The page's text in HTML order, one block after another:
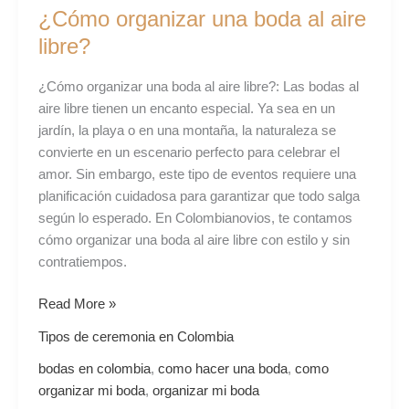
¿Cómo organizar una boda al aire
libre?
¿Cómo organizar una boda al aire libre?: Las bodas al
aire libre tienen un encanto especial. Ya sea en un
jardín, la playa o en una montaña, la naturaleza se
convierte en un escenario perfecto para celebrar el
amor. Sin embargo, este tipo de eventos requiere una
planificación cuidadosa para garantizar que todo salga
según lo esperado. En Colombianovios, te contamos
cómo organizar una boda al aire libre con estilo y sin
contratiempos.
Read More »
Tipos de ceremonia en Colombia
bodas en colombia, como hacer una boda, como
organizar mi boda, organizar mi boda